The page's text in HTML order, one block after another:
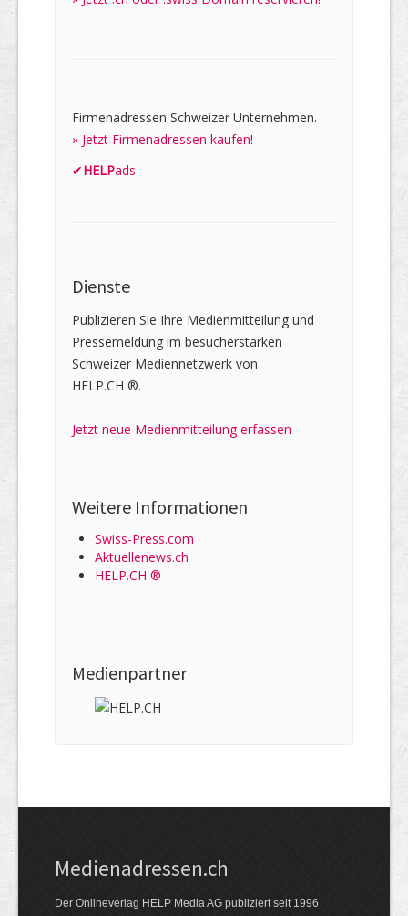
Firmenadressen Schweizer Unternehmen.
» Jetzt Firmenadressen kaufen!
✔HELPads
Dienste
Publizieren Sie Ihre Medienmitteilung und
Pressemeldung im besucherstarken
Schweizer Mediennetzwerk von
HELP.CH ®.
Jetzt neue Medienmitteilung erfassen
Weitere Informationen
Swiss-Press.com
Aktuellenews.ch
HELP.CH ®
Medienpartner
Medienadressen.ch
Der Onlineverlag HELP Media AG publiziert seit 1996